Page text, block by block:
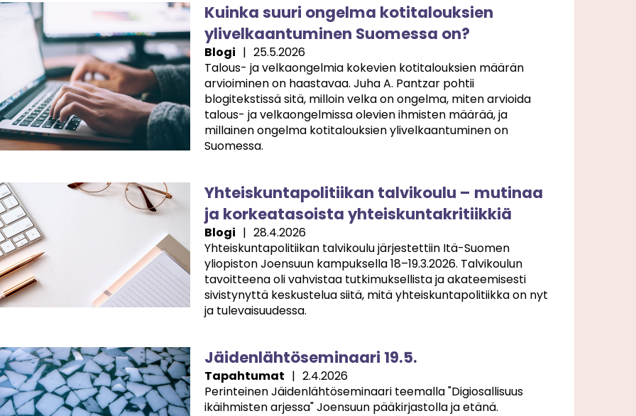
Kuinka suuri ongelma kotitalouksien
ylivelkaantuminen Suomessa on?
Blogi | 25.5.2026
Talous- ja velkaongelmia kokevien kotitalouksien määrän
arvioiminen on haastavaa. Juha A. Pantzar pohtii
blogitekstissä sitä, milloin velka on ongelma, miten arvioida
talous- ja velkaongelmissa olevien ihmisten määrää, ja
millainen ongelma kotitalouksien ylivelkaantuminen on
Suomessa.
Yhteiskuntapolitiikan talvikoulu – mutinaa
ja korkeatasoista yhteiskuntakritiikkiä
Blogi | 28.4.2026
Yhteiskuntapolitiikan talvikoulu järjestettiin Itä-Suomen
yliopiston Joensuun kampuksella 18–19.3.2026. Talvikoulun
tavoitteena oli vahvistaa tutkimuksellista ja akateemisesti
sivistynyttä keskustelua siitä, mitä yhteiskuntapolitiikka on nyt
ja tulevaisuudessa.
Jäidenlähtöseminaari 19.5.
Tapahtumat | 2.4.2026
Perinteinen Jäidenlähtöseminaari teemalla "Digiosallisuus
ikäihmisten arjessa" Joensuun pääkirjastolla ja etänä.